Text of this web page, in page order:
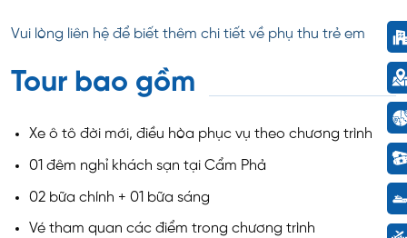
Vui lòng liên hệ để biết thêm chi tiết về phụ thu trẻ em
Tour bao gồm
Xe ô tô đời mới, điều hòa phục vụ theo chương trình
01 đêm nghỉ khách sạn tại Cẩm Phả
02 bữa chính + 01 bữa sáng
Vé tham quan các điểm trong chương trình